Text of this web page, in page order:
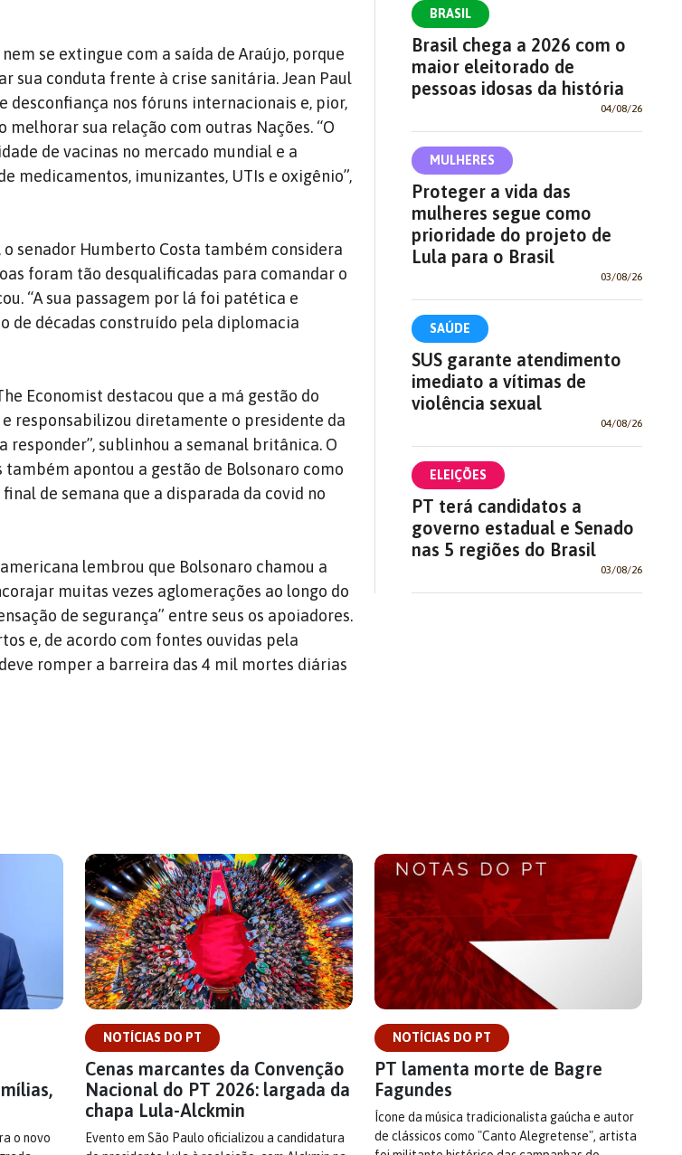
se extingue com a saída de Araújo, porque
sua conduta frente à crise sanitária. Jean Paul
desconfiança nos fóruns internacionais e, pior,
sua relação com outras Nações. “O
de vacinas no mercado mundial e a
medicamentos, imunizantes, UTIs e oxigênio”,
o senador Humberto Costa também considera
foram tão desqualificadas para comandar o
“A sua passagem por lá foi patética e
de décadas construído pela diplomacia
Economist destacou que a má gestão do
responsabilizou diretamente o presidente da
responder”, sublinhou a semanal britânica. O
apontou a gestão de Bolsonaro como
de semana que a disparada da covid no
lembrou que Bolsonaro chamou a
muitas vezes aglomerações ao longo do
de segurança” entre seus os apoiadores.
e, de acordo com fontes ouvidas pela
romper a barreira das 4 mil mortes diárias
BRASIL
Brasil chega a 2026 com o
maior eleitorado de
pessoas idosas da história
04/08/26
MULHERES
Proteger a vida das
mulheres segue como
prioridade do projeto de
Lula para o Brasil
03/08/26
SAÚDE
SUS garante atendimento
imediato a vítimas de
violência sexual
04/08/26
ELEIÇÕES
PT terá candidatos a
governo estadual e Senado
nas 5 regiões do Brasil
03/08/26
o novo
NOTÍCIAS DO PT
Cenas marcantes da Convenção
Nacional do PT 2026: largada da
chapa Lula-Alckmin
Evento em São Paulo oficializou a candidatura
NOTÍCIAS DO PT
PT lamenta morte de Bagre
Fagundes
Ícone da música tradicionalista gaúcha e autor
de clássicos como "Canto Alegretense", artista